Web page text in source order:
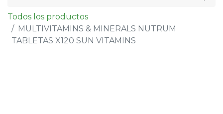
Todos los productos
MULTIVITAMINS & MINERALS NUTRUM
TABLETAS X120 SUN VITAMINS